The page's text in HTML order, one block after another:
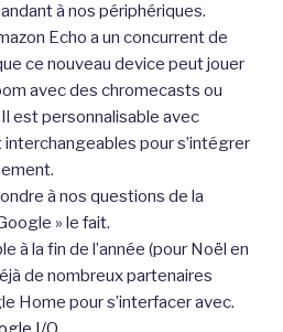
à nos périphériques.
Echo a un concurrent de
ce nouveau device peut jouer
avec des chromecasts ou
est personnalisable avec
pour s’intégrer
à nos questions de la
» le fait.
à la fin de l’année (pour Noël en
de nombreux partenaires
Home pour s’interfacer avec.